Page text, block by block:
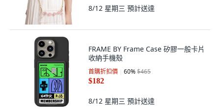
8/12 星期三 預計送達
FRAME BY Frame Case 矽膠一般卡片
收納手機殼
首購折扣價 60%$465
$182
8/12 星期三 預計送達